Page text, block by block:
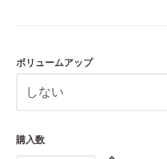
ボリュームアップ
購入数